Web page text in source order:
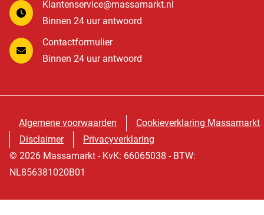
Klantenservice@massamarkt.nl
Binnen 24 uur antwoord
Contactformulier
Binnen 24 uur antwoord
Algemene voorwaarden
Cookieverklaring Massamarkt
Disclaimer
Privacyverklaring
© 2026 Massamarkt - KvK: 66065038 - BTW:
NL856381020B01